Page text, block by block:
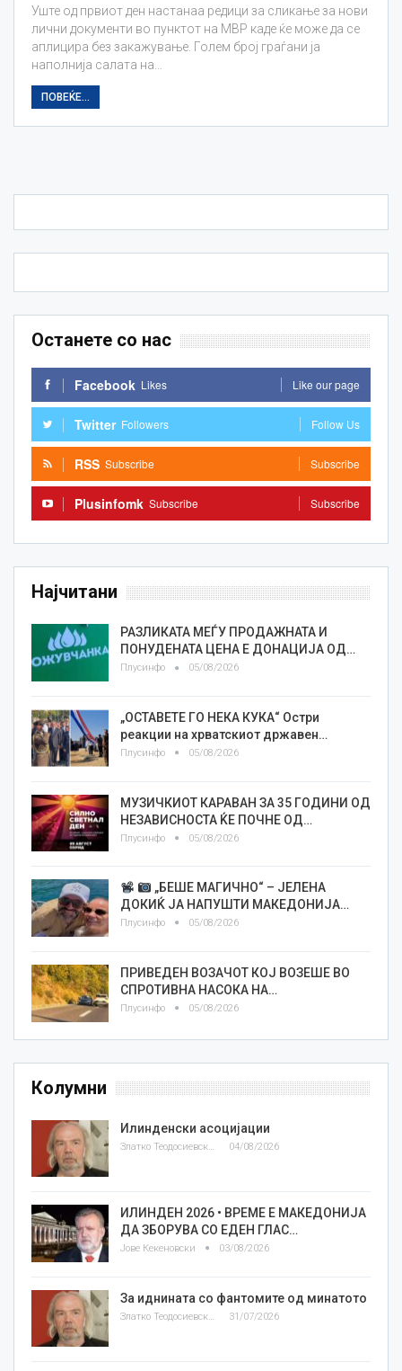
Уште од првиот ден настанаа редици за сликање за нови
лични документи во пунктот на МВР каде ќе може да се
аплицира без закажување. Голем број граѓани ја
наполнија салата на…
ПОВЕЌЕ...
Останете со нас
Facebook Likes Like our page
Twitter Followers Follow Us
RSS Subscribe Subscribe
Plusinfomk Subscribe Subscribe
Најчитани
РАЗЛИКАТА МЕЃУ ПРОДАЖНАТА И
ПОНУДЕНАТА ЦЕНА Е ДОНАЦИЈА ОД…
Плусинфо 05/08/2026
„ОСТАВЕТЕ ГО НЕКА КУКА“ Остри
реакции на хрватскиот државен…
Плусинфо 05/08/2026
МУЗИЧКИОТ КАРАВАН ЗА 35 ГОДИНИ ОД
НЕЗАВИСНОСТА ЌЕ ПОЧНЕ ОД…
Плусинфо 05/08/2026
„БЕШЕ МАГИЧНО“ – ЈЕЛЕНА
ДОКИЌ ЈА НАПУШТИ МАКЕДОНИЈА…
Плусинфо 05/08/2026
ПРИВЕДЕН ВОЗАЧОТ КОЈ ВОЗЕШЕ ВО
СПРОТИВНА НАСОКА НА…
Плусинфо 05/08/2026
Колумни
Илинденски асоцијации
04/08/2026
ИЛИНДЕН 2026 • ВРЕМЕ Е МАКЕДОНИЈА
ДА ЗБОРУВА СО ЕДЕН ГЛАС…
Јове Кекеновски 03/08/2026
За иднината со фантомите од минатото
Златко Теодосиевски 31/07/2026